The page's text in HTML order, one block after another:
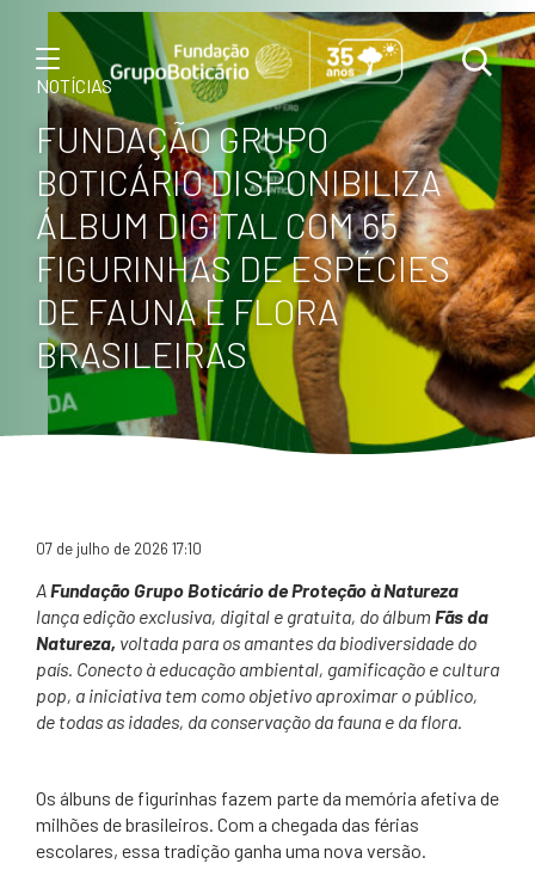
Menu
NOTÍCIAS
FUNDAÇÃO GRUPO
BOTICÁRIO DISPONIBILIZA
ÁLBUM DIGITAL COM 65
FIGURINHAS DE ESPÉCIES
DE FAUNA E FLORA
BRASILEIRAS
07 de julho de 2026 17:10
AFundação Grupo Boticário de Proteção à Natureza
lança edição exclusiva, digital e gratuita, do álbum Fãs da
Natureza, voltada para os amantes da biodiversidade do
país. Conecto à educação ambiental, gamificação e cultura
pop, a iniciativa tem como objetivo aproximar o público,
de todas as idades, da conservação da fauna e da flora.
Os álbuns de figurinhas fazem parte da memória afetiva de
milhões de brasileiros. Com a chegada das férias
escolares, essa tradição ganha uma nova versão.